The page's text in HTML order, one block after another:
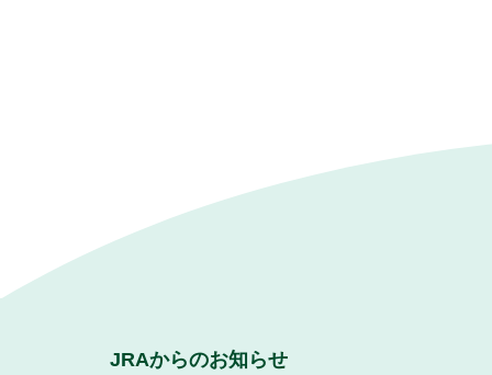
JRAからのお知らせ